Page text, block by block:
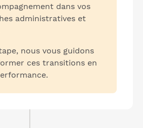
dans vos
administratives et
nous vous guidons
ces transitions en